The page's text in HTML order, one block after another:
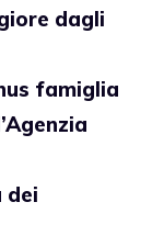
dagli
famiglia
dei